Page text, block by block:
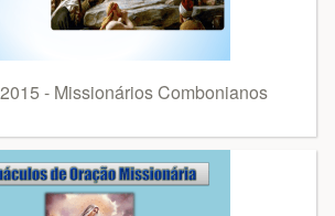
- Missionários Combonianos